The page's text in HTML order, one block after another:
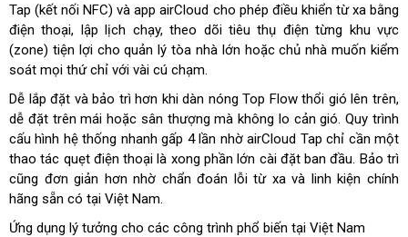
Tap (kết nối NFC) và app airCloud cho phép điều khiển từ xa bằng
điện thoại, lập lịch chạy, theo dõi tiêu thụ điện từng khu vực
(zone) tiện lợi cho quản lý tòa nhà lớn hoặc chủ nhà muốn kiểm
soát mọi thứ chỉ với vài cú chạm.
Dễ lắp đặt và bảo trì hơn khi dàn nóng Top Flow thổi gió lên trên,
dễ đặt trên mái hoặc sân thượng mà không lo cản gió. Quy trình
cấu hình hệ thống nhanh gấp 4 lần nhờ airCloud Tap chỉ cần một
thao tác quẹt điện thoại là xong phần lớn cài đặt ban đầu. Bảo trì
cũng đơn giản hơn nhờ chẩn đoán lỗi từ xa và linh kiện chính
hãng sẵn có tại Việt Nam.
Ứng dụng lý tưởng cho các công trình phổ biến tại Việt Nam